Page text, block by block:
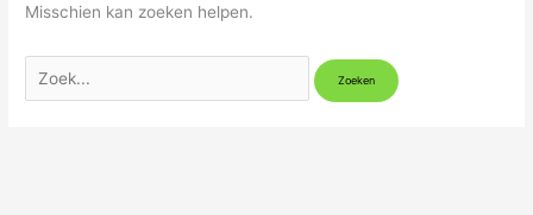
Misschien kan zoeken helpen.